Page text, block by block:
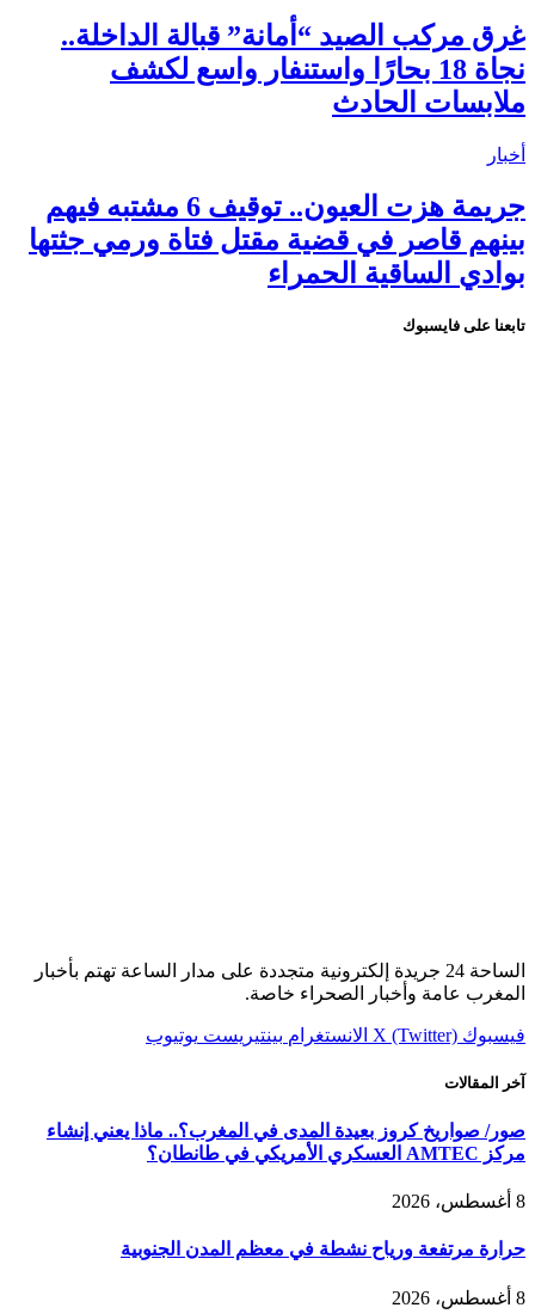
غرق مركب الصيد “أمانة” قبالة الداخلة..
نجاة 18 بحارًا واستنفار واسع لكشف
ملابسات الحادث
أخبار
جريمة هزت العيون.. توقيف 6 مشتبه فيهم
بينهم قاصر في قضية مقتل فتاة ورمي جثتها
بوادي الساقية الحمراء
تابعنا على فايسبوك
الساحة 24 جريدة إلكترونية متجددة على مدار الساعة تهتم بأخبار
المغرب عامة وأخبار الصحراء خاصة.
فيسبوك X (Twitter) الانستغرام بينتيريست يوتيوب
آخر المقالات
صور/ صواريخ كروز بعيدة المدى في المغرب؟.. ماذا يعني إنشاء
مركز AMTEC العسكري الأمريكي في طانطان؟
8 أغسطس، 2026
حرارة مرتفعة ورياح نشطة في معظم المدن الجنوبية
8 أغسطس، 2026